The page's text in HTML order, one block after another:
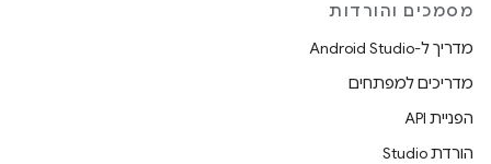
מסמכים והורדות
מדריך ל-Android Studio
מדריכים למפתחים
הפניית API
הורדת Studio